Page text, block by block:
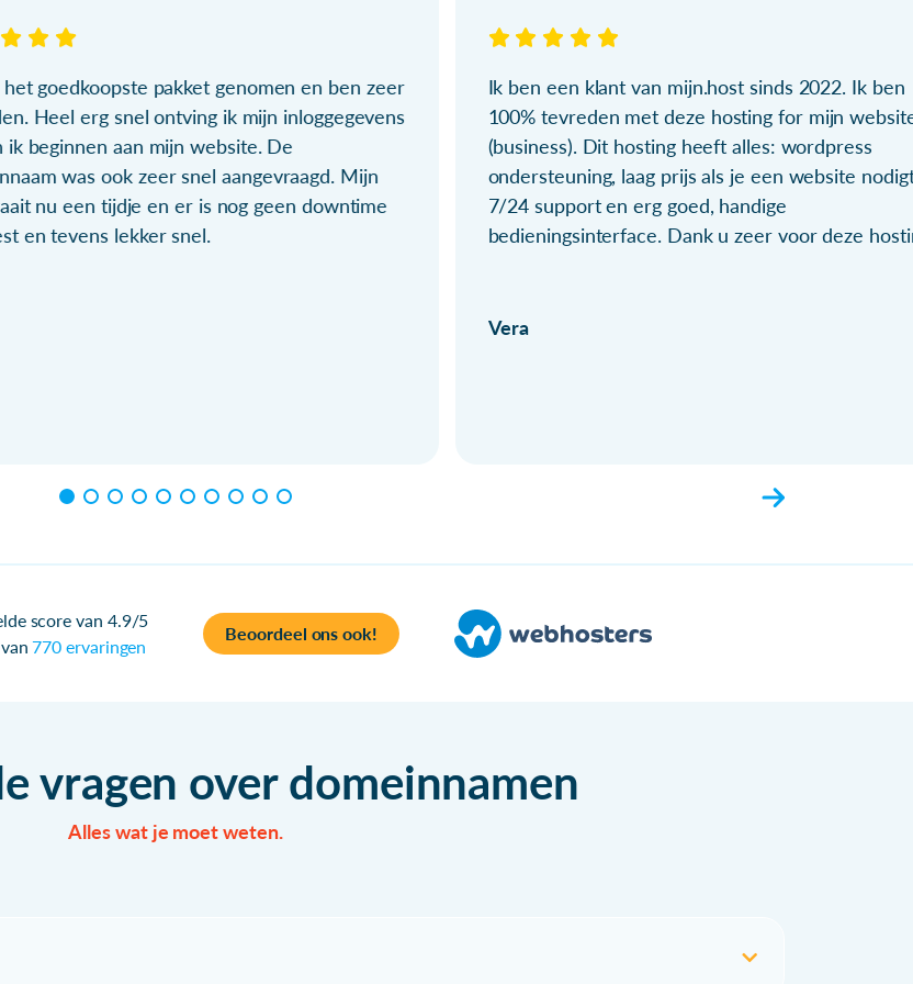
goedkoopste pakket genomen en ben zeer
Heel erg snel ontving ik mijn inloggegevens
ik beginnen aan mijn website. De
was ook zeer snel aangevraagd. Mijn
nu een tijdje en er is nog geen downtime
en tevens lekker snel.
Ik ben een klant van mijn.host sinds 2022. Ik ben
100% tevreden met deze hosting for mijn
(business). Dit hosting heeft alles: wordpress
ondersteuning, laag prijs als je een website
7/24 support en erg goed, handige
bedieningsinterface. Dank u zeer voor deze
Vera
score van 4.9/5
van770 ervaringen
Beoordeel ons ook!
vragen over domeinnamen
Alles wat je moet weten.